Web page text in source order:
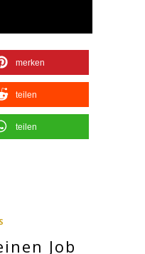
merken
teilen
teilen
Job